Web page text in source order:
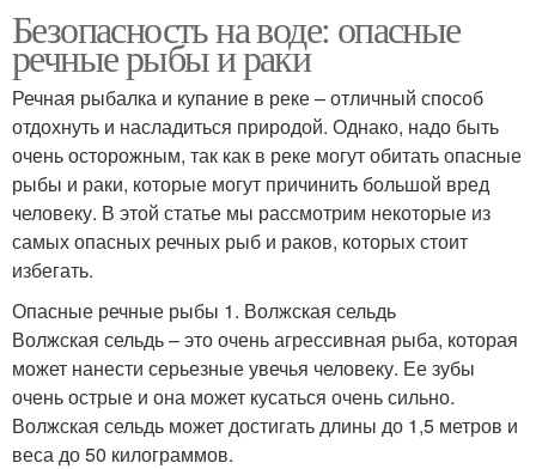
Безопасность на воде: опасные
речные рыбы и раки
Речная рыбалка и купание в реке – отличный способ
отдохнуть и насладиться природой. Однако, надо быть
очень осторожным, так как в реке могут обитать опасные
рыбы и раки, которые могут причинить большой вред
человеку. В этой статье мы рассмотрим некоторые из
самых опасных речных рыб и раков, которых стоит
избегать.
Опасные речные рыбы 1. Волжская сельдь
Волжская сельдь – это очень агрессивная рыба, которая
может нанести серьезные увечья человеку. Ее зубы
очень острые и она может кусаться очень сильно.
Волжская сельдь может достигать длины до 1,5 метров и
веса до 50 килограммов.